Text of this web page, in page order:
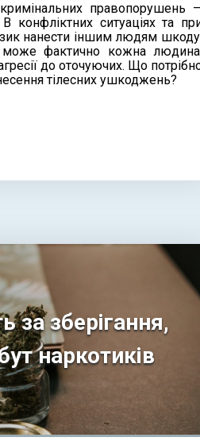
правопорушень
конфліктних ситуаціях та
нанести іншим людям
може фактично кожна
до оточуючих. Що
тілесних ушкоджень?
за зберігання,
наркотиків